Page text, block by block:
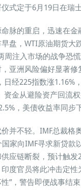
式定于6月19日在瑞士
脉的重启，迅速在金
盘，WTI原油期货大
周注入市场的战争恐
亚洲风险偏好显著修
日经225指数涨1.16%
资金从避险资产回流
，美债收益率同步
并不轻。IMF总裁格
国家向IMF寻求新贷款
应链断裂，预计触发
度官员将此冲击定性
”，警告即便战事结